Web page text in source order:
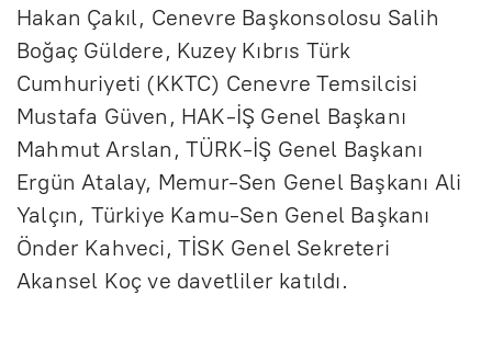
Hakan Çakıl, Cenevre Başkonsolosu Salih
Boğaç Güldere, Kuzey Kıbrıs Türk
Cumhuriyeti (KKTC) Cenevre Temsilcisi
Mustafa Güven, HAK-İŞ Genel Başkanı
Mahmut Arslan, TÜRK-İŞ Genel Başkanı
Ergün Atalay, Memur-Sen Genel Başkanı Ali
Yalçın, Türkiye Kamu-Sen Genel Başkanı
Önder Kahveci, TİSK Genel Sekreteri
Akansel Koç ve davetliler katıldı.